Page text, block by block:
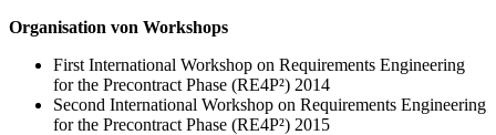
Organisation von Workshops
First International Workshop on Requirements Engineering
for the Precontract Phase (RE4P²) 2014
Second International Workshop on Requirements Engineering
for the Precontract Phase (RE4P²) 2015